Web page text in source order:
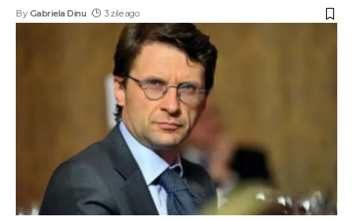
By Gabriela Dinu 3 zile ago